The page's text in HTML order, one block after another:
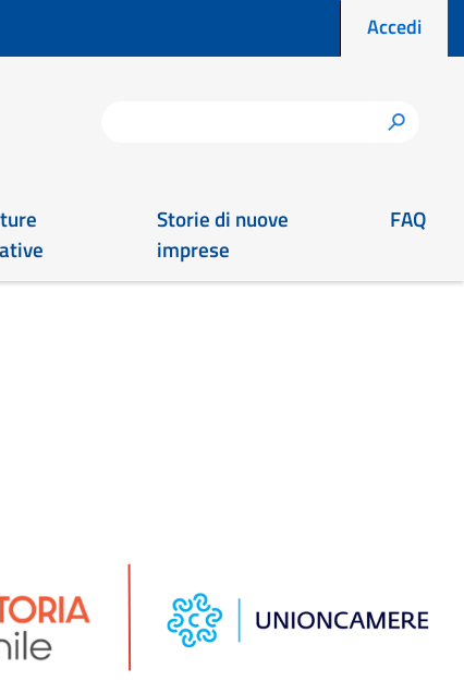
Menu
Accedi
h
Storie di nuove
imprese
FAQ